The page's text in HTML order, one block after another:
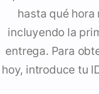
hasta qué
incluyendo la
entrega. Para
hoy, introduce tu